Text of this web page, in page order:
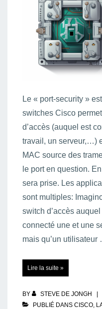
Le « port-security »
switches Cisco
d’accès (auquel est
travail, un serveur,…)
MAC source des
le port en question.
sera prise. Les
sont multiples:
switch d’accès
connecté une et une
mais qu’un utilisateur
et
configurer
Security
un
Lire la suite »
BY STEVE DE JONGH
PUBLIÉ DANS CISCO,